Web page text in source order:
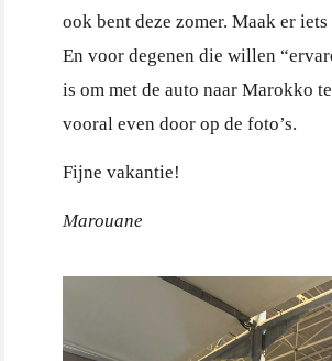
ook bent deze zomer. Maak er
En voor degenen die willen
is om met de auto naar Marokko
vooral even door op de foto’s.
Fijne vakantie!
Marouane